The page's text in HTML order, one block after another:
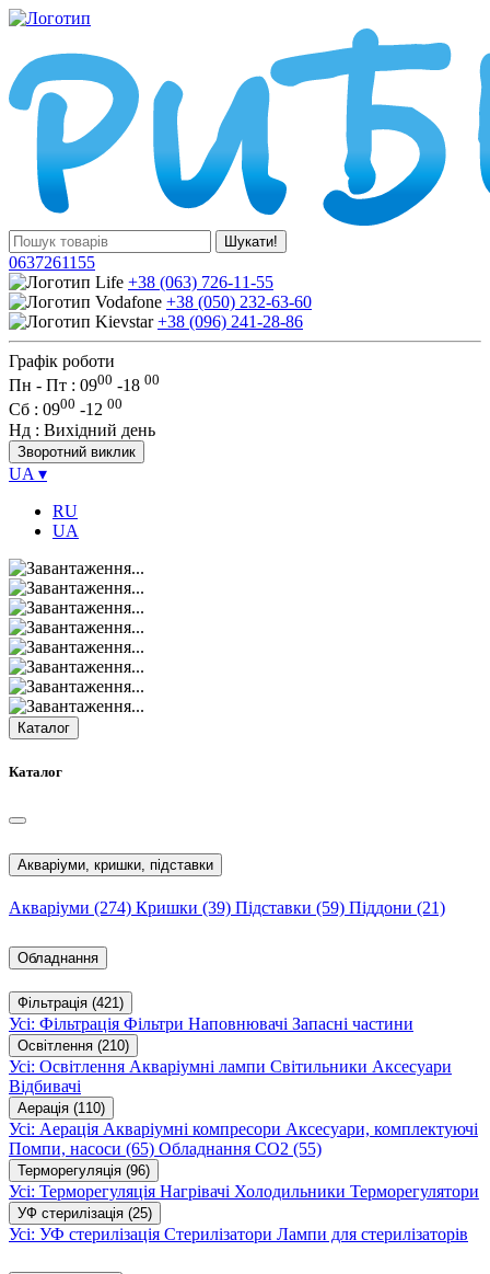
Шукати!
0637261155
+38 (063) 726-11-55
+38 (050) 232-63-60
+38 (096) 241-28-86
Графік роботи
Пн - Пт : 0900 -18 00
Сб : 0900 -12 00
Нд : Вихідний день
Зворотний виклик
UA ▾
RU
UA
Каталог
Каталог
Акваріуми, кришки, підставки
Акваріуми (274) Кришки (39) Підставки (59) Піддони (21)
Обладнання
Фільтрація (421)
Усі: Фільтрація Фільтри Наповнювачі Запасні частини
Освітлення (210)
Усі: Освітлення Акваріумні лампи Світильники Аксесуари
Відбивачі
Аерація (110)
Усі: Аерація Акваріумні компресори Аксесуари, комплектуючі
Помпи, насоси (65) Обладнання CO2 (55)
Терморегуляція (96)
Усі: Терморегуляція Нагрівачі Холодильники Терморегулятори
УФ стерилізація (25)
Усі: УФ стерилізація Стерилізатори Лампи для стерилізаторів